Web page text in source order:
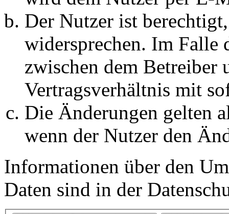
Der Nutzer ist
widersprechen. Im Falle
zwischen dem Betreiber
Vertragsverhältnis mit
Die Änderungen gelten
wenn der Nutzer den
Informationen über den
Daten sind in der